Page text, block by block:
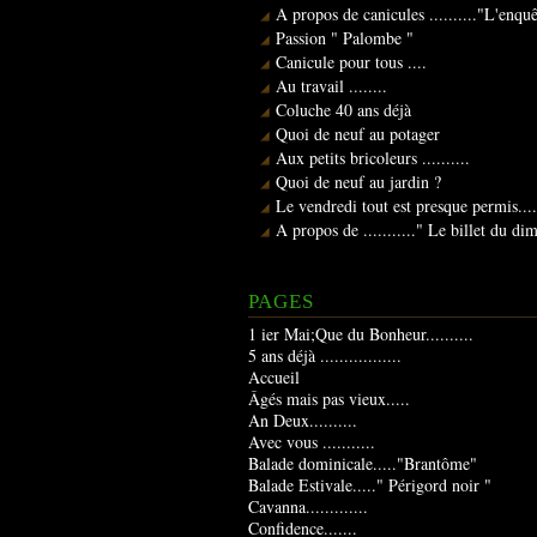
A propos de canicules
Passion " Palombe "
Canicule pour tous ....
Au travail ........
Coluche 40 ans déjà
Quoi de neuf au potager
Aux petits bricoleurs ..........
Quoi de neuf au jardin ?
Le vendredi tout est presque
A propos de ..........." Le billet du
PAGES
1 ier Mai;Que du Bonheur..........
5 ans déjà .................
Accueil
Âgés mais pas vieux.....
An Deux..........
Avec vous ...........
Balade dominicale....."Brantôme"
Balade Estivale....." Périgord noir "
Cavanna.............
Confidence.......